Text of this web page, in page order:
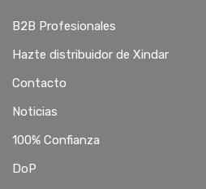
B2B Profesionales
Hazte distribuidor de Xindar
Contacto
Noticias
100% Confianza
DoP